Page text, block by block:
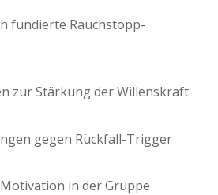
fundierte Rauchstopp-
zur Stärkung der Willenskraft
gegen Rückfall-Trigger
in der Gruppe